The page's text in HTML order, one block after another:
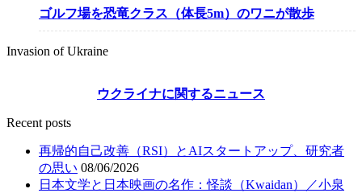
ゴルフ場を恐竜クラス（体長5m）のワニが散歩
Invasion of Ukraine
ウクライナに関するニュース
Recent posts
再帰的自己改善（RSI）とAIスタートアップ、研究者
の思い 08/06/2026
日本文学と日本映画の名作：怪談（Kwaidan）／小泉